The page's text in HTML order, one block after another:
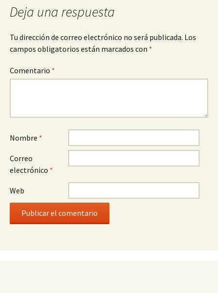
Deja una respuesta
Tu dirección de correo electrónico no será publicada. Los
campos obligatorios están marcados con *
Comentario *
Nombre *
Correo
electrónico *
Web